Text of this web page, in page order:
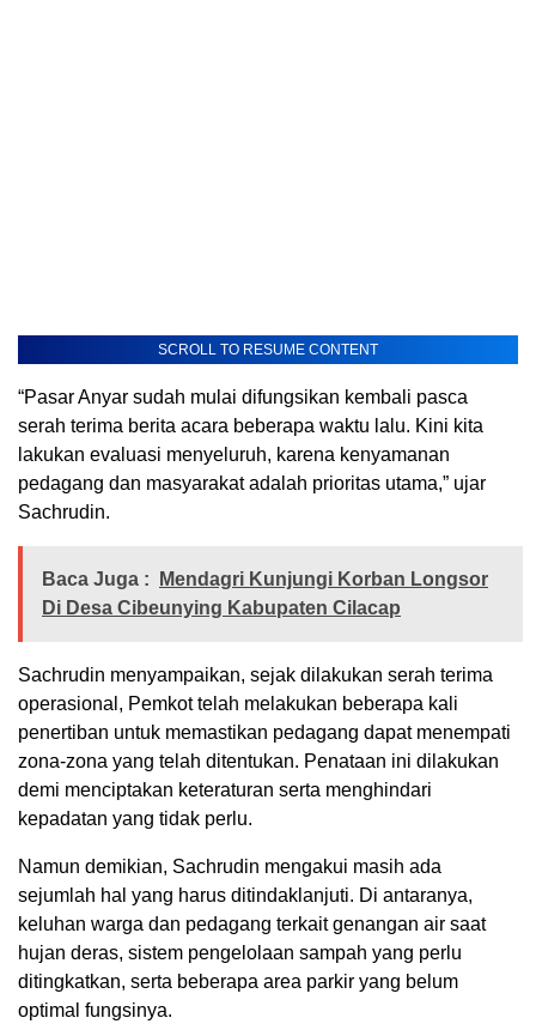
SCROLL TO RESUME CONTENT
“Pasar Anyar sudah mulai difungsikan kembali pasca
serah terima berita acara beberapa waktu lalu. Kini kita
lakukan evaluasi menyeluruh, karena kenyamanan
pedagang dan masyarakat adalah prioritas utama,” ujar
Sachrudin.
Baca Juga :
Mendagri Kunjungi Korban Longsor
Di Desa Cibeunying Kabupaten Cilacap
Sachrudin menyampaikan, sejak dilakukan serah terima
operasional, Pemkot telah melakukan beberapa kali
penertiban untuk memastikan pedagang dapat menempati
zona-zona yang telah ditentukan. Penataan ini dilakukan
demi menciptakan keteraturan serta menghindari
kepadatan yang tidak perlu.
Namun demikian, Sachrudin mengakui masih ada
sejumlah hal yang harus ditindaklanjuti. Di antaranya,
keluhan warga dan pedagang terkait genangan air saat
hujan deras, sistem pengelolaan sampah yang perlu
ditingkatkan, serta beberapa area parkir yang belum
optimal fungsinya.